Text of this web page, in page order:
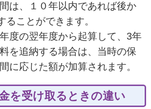
は、１０年以内であれば後か
ることができます。
度の翌年度から起算して、3年
を追納する場合は、当時の保
に応じた額が加算されます。
を受け取るときの違い